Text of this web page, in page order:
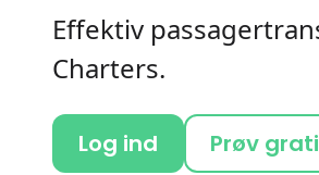
Effektiv
Charters.
Log ind Prøv